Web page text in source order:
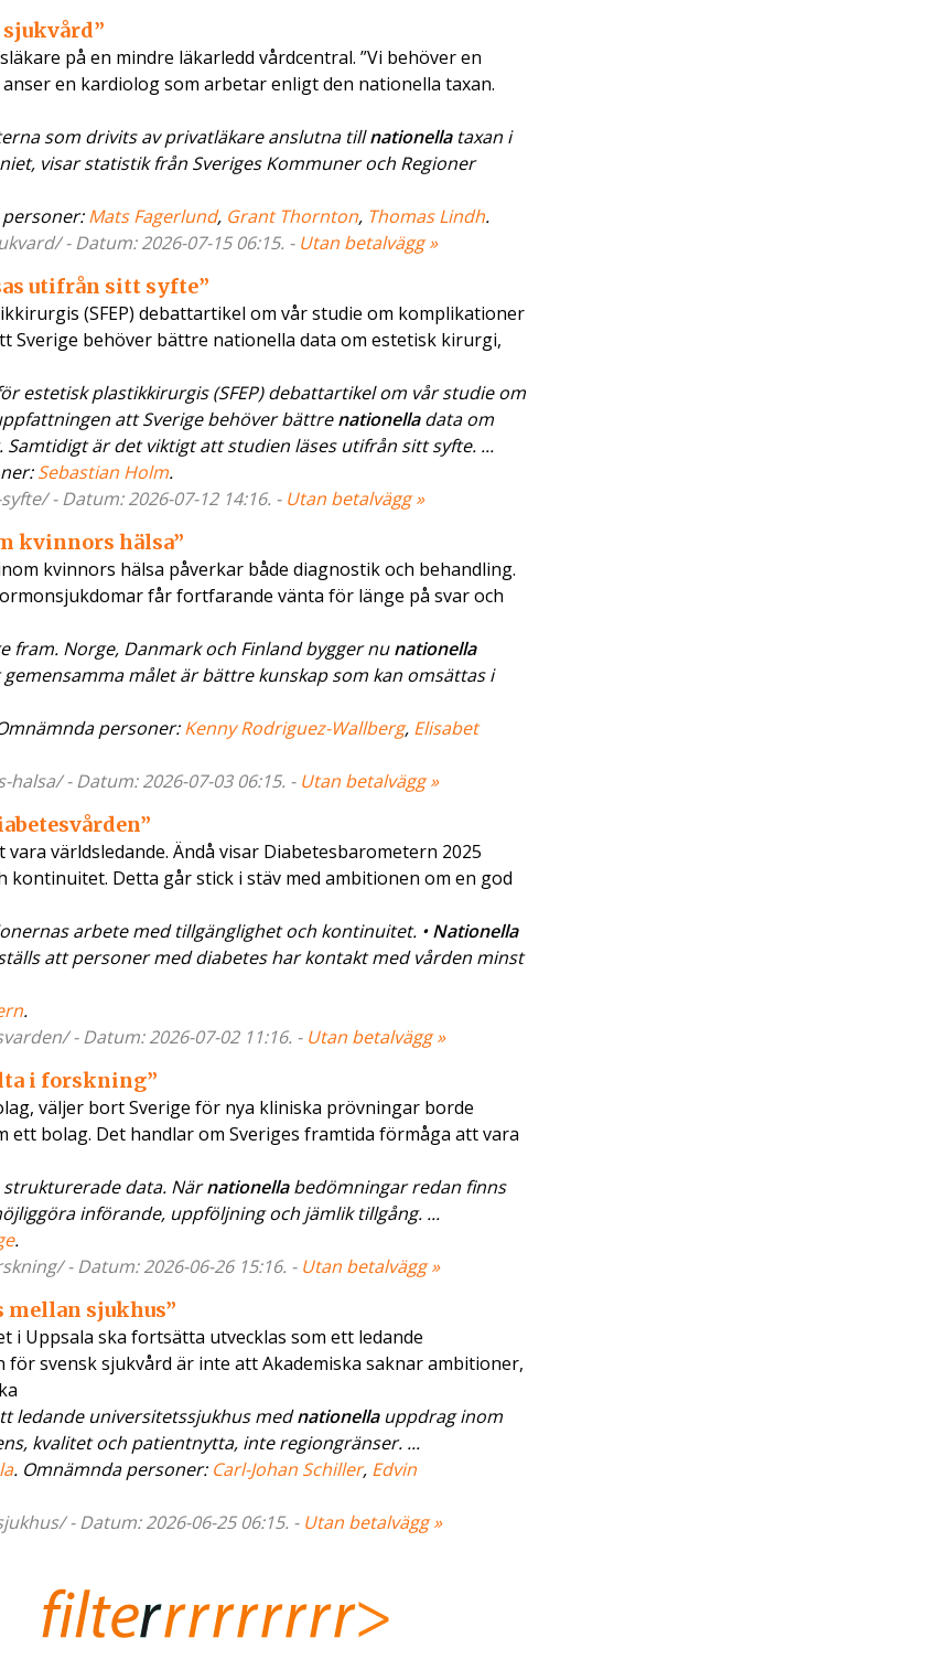
på en mindre läkarledd vårdcentral. ”Vi behöver en
en kardiolog som arbetar enligt den nationella taxan.
som drivits av privatläkare anslutna tillnationellataxan i
visar statistik från Sveriges Kommuner och Regioner
Mats Fagerlund, Grant Thornton, Thomas Lindh.
- Datum: 2026-07-15 06:15. - Utan betalvägg »
utifrån sitt syfte”
(SFEP) debattartikel om vår studie om komplikationer
behöver bättre nationella data om estetisk kirurgi,
estetisk plastikkirurgis (SFEP) debattartikel om vår studie om
att Sverige behöver bättrenationelladata om
är det viktigt att studien läses utifrån sitt syfte. ...
Sebastian Holm.
- Datum: 2026-07-12 14:16. - Utan betalvägg »
kvinnors hälsa”
kvinnors hälsa påverkar både diagnostik och behandling.
får fortfarande vänta för länge på svar och
fram. Norge, Danmark och Finland bygger nunationella
målet är bättre kunskap som kan omsättas i
personer:Kenny Rodriguez-Wallberg, Elisabet
- Datum: 2026-07-03 06:15. - Utan betalvägg »
världsledande. Ändå visar Diabetesbarometern 2025
Detta går stick i stäv med ambitionen om en god
arbete med tillgänglighet och kontinuitet. •Nationella
att personer med diabetes har kontakt med vården minst
.
- Datum: 2026-07-02 11:16. - Utan betalvägg »
i forskning”
väljer bort Sverige för nya kliniska prövningar borde
bolag. Det handlar om Sveriges framtida förmåga att vara
strukturerade data. Närnationellabedömningar redan finns
införande, uppföljning och jämlik tillgång. ...
.
- Datum: 2026-06-26 15:16. - Utan betalvägg »
mellan sjukhus”
Uppsala ska fortsätta utvecklas som ett ledande
svensk sjukvård är inte att Akademiska saknar ambitioner,
ledande universitetssjukhus mednationellauppdrag inom
kvalitet och patientnytta, inte regiongränser. ...
. Omnämnda personer: Carl-Johan Schiller, Edvin
- Datum: 2026-06-25 06:15. - Utan betalvägg »